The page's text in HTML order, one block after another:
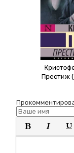
Престиж
Полужирный
Курсив